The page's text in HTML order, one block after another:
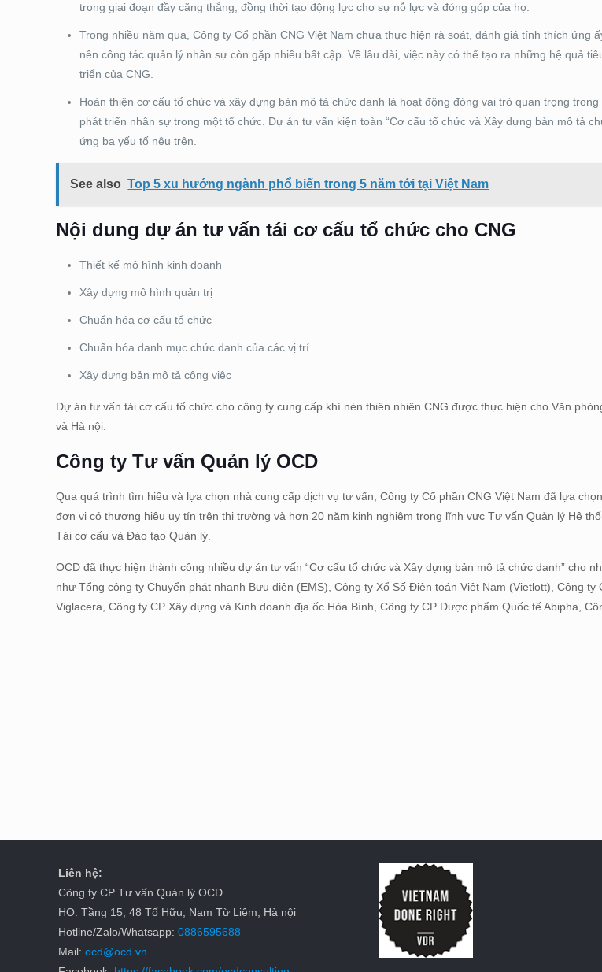
trong giai đoạn đầy căng thẳng, đồng thời tạo động lực cho sự nỗ lực và đóng góp của họ.
Trong nhiều năm qua, Công ty Cổ phần CNG Việt Nam chưa thực hiện rà soát, đánh giá tính thích ứng
nên công tác quản lý nhân sự còn gặp nhiều bất cập. Về lâu dài, việc này có thể tạo ra những hệ quả
triển của CNG.
Hoàn thiện cơ cấu tổ chức và xây dựng bản mô tả chức danh là hoạt động đóng vai trò quan trọng
phát triển nhân sự trong một tổ chức. Dự án tư vấn kiện toàn “Cơ cấu tổ chức và Xây dựng bản mô tả
ứng ba yếu tố nêu trên.
See also Top 5 xu hướng ngành phổ biến trong 5 năm tới tại Việt Nam
Nội dung dự án tư vấn tái cơ cấu tổ chức cho CNG
Thiết kế mô hình kinh doanh
Xây dựng mô hình quản trị
Chuẩn hóa cơ cấu tổ chức
Chuẩn hóa danh mục chức danh của các vị trí
Xây dựng bản mô tả công việc
Dự án tư vấn tái cơ cấu tổ chức cho công ty cung cấp khí nén thiên nhiên CNG được thực hiện cho Văn
và Hà nội.
Công ty Tư vấn Quản lý OCD
Qua quá trình tìm hiểu và lựa chọn nhà cung cấp dịch vụ tư vấn, Công ty Cổ phần CNG Việt Nam đã lựa
đơn vị có thương hiệu uy tín trên thị trường và hơn 20 năm kinh nghiệm trong lĩnh vực Tư vấn Quản lý Hệ
Tái cơ cấu và Đào tạo Quản lý.
OCD đã thực hiện thành công nhiều dự án tư vấn “Cơ cấu tổ chức và Xây dựng bản mô tả chức danh” cho
như Tổng công ty Chuyển phát nhanh Bưu điện (EMS), Công ty Xổ Số Điện toán Việt Nam (Vietlott), Công ty
Viglacera, Công ty CP Xây dựng và Kinh doanh địa ốc Hòa Bình, Công ty CP Dược phẩm Quốc tế Abipha,
Liên hệ:
Công ty CP Tư vấn Quản lý OCD
HO: Tầng 15, 48 Tố Hữu, Nam Từ Liêm, Hà nội
Hotline/Zalo/Whatsapp:0886595688
Mail:ocd@ocd.vn